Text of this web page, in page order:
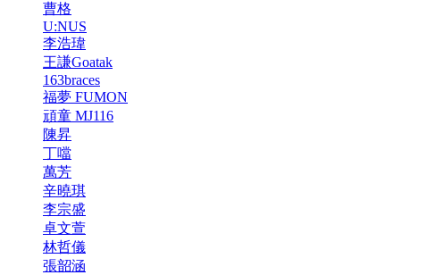
曹格
U:NUS
李浩瑋
王謙Goatak
163braces
福夢 FUMON
頑童 MJ116
陳昇
丁噹
萬芳
辛曉琪
李宗盛
卓文萱
林哲儀
張韶涵